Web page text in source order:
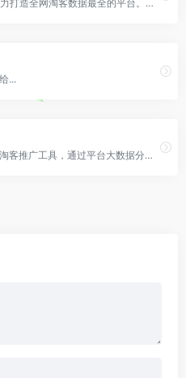
多兔数据魔盘(duotu.pro)倾力打造全网淘客数据最全的平台。多维度分析商品的历史数据，助力企业实现高转化率；实时销量榜单，洞察全网热销商品，赢取市场先机。
...
轻淘客是为淘宝客免费提供淘客推广工具，通过平台大数据分析为淘宝客提供优质的商品和淘客推广方式。轻淘客专注于为淘宝客提供高优惠券、高佣金等优质的商品的平台。拥有天猫、淘宝、阿里妈妈所有商品的优惠内部券信息以及高佣金网站，更有上万淘客同时帮助商家店铺打造爆款